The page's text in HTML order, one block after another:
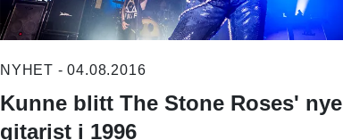
NYHET - 04.08.2016
Kunne blitt The Stone Roses' nye
gitarist i 1996